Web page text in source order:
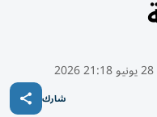
28 يونيو 21:18 2026
شارك